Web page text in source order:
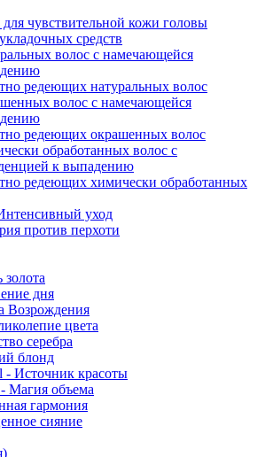
чувствительной кожи головы
средств
волос с намечающейся
редеющих натуральных волос
волос с намечающейся
редеющих окрашенных волос
обработанных волос с
к выпадению
редеющих химически обработанных
уход
против перхоти
дня
Возрождения
цвета
серебра
блонд
- Источник красоты
Магия объема
гармония
сияние